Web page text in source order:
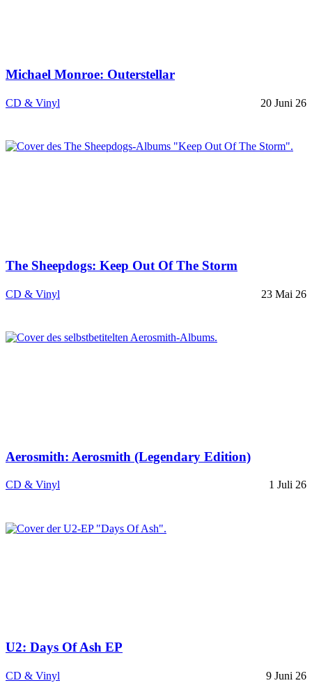
Michael Monroe: Outerstellar
CD & Vinyl 20 Juni 26
The Sheepdogs: Keep Out Of The Storm
CD & Vinyl 23 Mai 26
Aerosmith: Aerosmith (Legendary Edition)
CD & Vinyl 1 Juli 26
U2: Days Of Ash EP
CD & Vinyl 9 Juni 26